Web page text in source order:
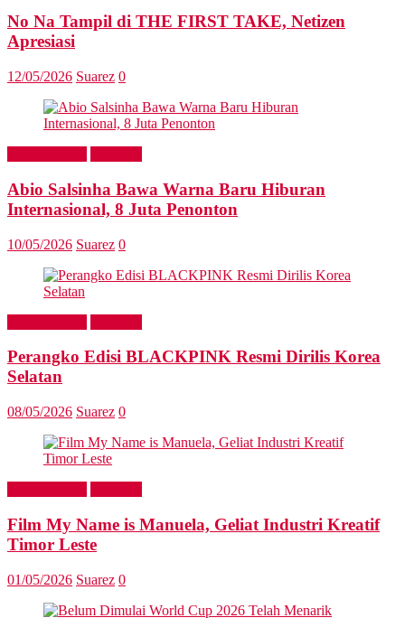
No Na Tampil di THE FIRST TAKE, Netizen
Apresiasi
12/05/2026 Suarez 0
Abio Salsinha Bawa Warna Baru Hiburan
Internasional, 8 Juta Penonton
10/05/2026 Suarez 0
Perangko Edisi BLACKPINK Resmi Dirilis Korea
Selatan
08/05/2026 Suarez 0
Film My Name is Manuela, Geliat Industri Kreatif
Timor Leste
01/05/2026 Suarez 0